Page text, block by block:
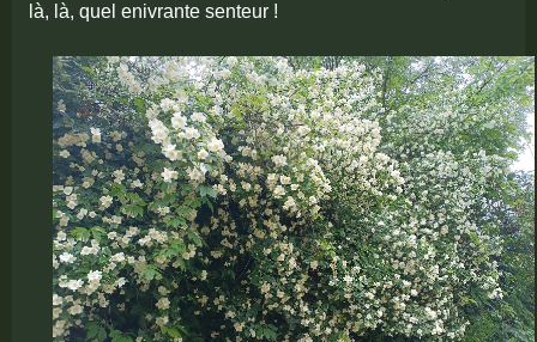
là, là, quel enivrante senteur !